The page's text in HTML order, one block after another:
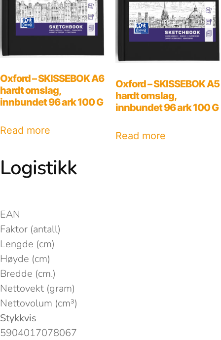
Oxford – SKISSEBOK A6
hardt omslag,
innbundet 96 ark 100 G
Read more
Oxford – SKISSEBOK A5
hardt omslag,
innbundet 96 ark 100 G
Read more
Logistikk
EAN
Faktor (antall)
Lengde (cm)
Høyde (cm)
Bredde (cm.)
Nettovekt (gram)
Nettovolum (cm³)
Stykkvis
5904017078067